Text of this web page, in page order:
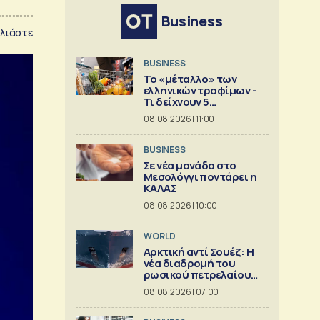
Business
BUSINESS
Το «μέταλλο» των
ελληνικών τροφίμων -
Τι δείχνουν 5
ισολογισμοί
08.08.2026 | 11:00
BUSINESS
Σε νέα μονάδα στο
Μεσολόγγι ποντάρει η
ΚΑΛΑΣ
08.08.2026 | 10:00
WORLD
Αρκτική αντί Σουέζ: Η
νέα διαδρομή του
ρωσικού πετρελαίου
[Γράφημα]
08.08.2026 | 07:00